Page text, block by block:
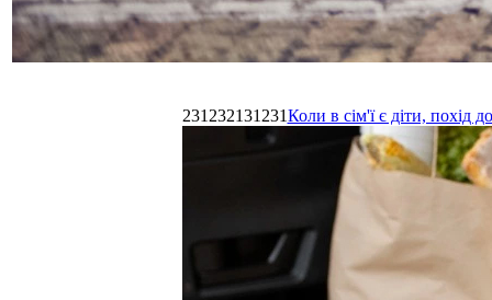
231232131231Коли в сім'ї є діти,